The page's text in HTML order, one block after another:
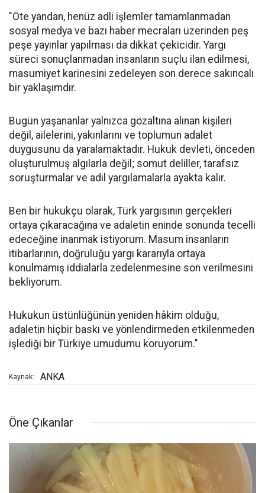
"Öte yandan, henüz adli işlemler tamamlanmadan
sosyal medya ve bazı haber mecraları üzerinden peş
peşe yayınlar yapılması da dikkat çekicidir. Yargı
süreci sonuçlanmadan insanların suçlu ilan edilmesi,
masumiyet karinesini zedeleyen son derece sakıncalı
bir yaklaşımdır.
Bugün yaşananlar yalnızca gözaltına alınan kişileri
değil, ailelerini, yakınlarını ve toplumun adalet
duygusunu da yaralamaktadır. Hukuk devleti, önceden
oluşturulmuş algılarla değil; somut deliller, tarafsız
soruşturmalar ve adil yargılamalarla ayakta kalır.
Ben bir hukukçu olarak, Türk yargısının gerçekleri
ortaya çıkaracağına ve adaletin eninde sonunda tecelli
edeceğine inanmak istiyorum. Masum insanların
itibarlarının, doğruluğu yargı kararıyla ortaya
konulmamış iddialarla zedelenmesine son verilmesini
bekliyorum.
Hukukun üstünlüğünün yeniden hâkim olduğu,
adaletin hiçbir baskı ve yönlendirmeden etkilenmeden
işlediği bir Türkiye umudumu koruyorum."
Kaynak: ANKA
Öne Çıkanlar